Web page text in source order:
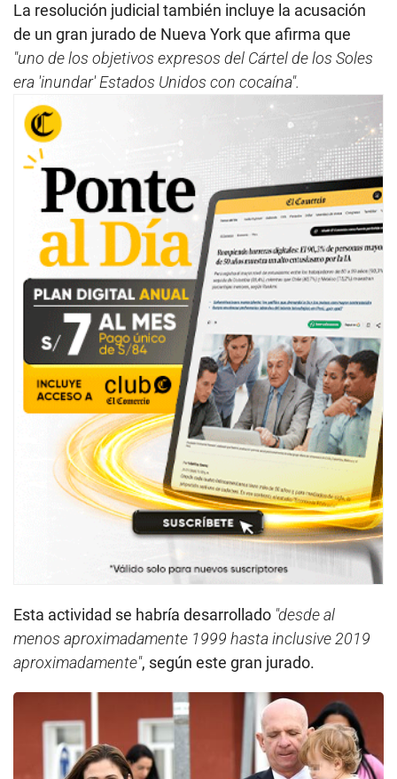
La resolución judicial también incluye la acusación
de un gran jurado de Nueva York que afirma que
"uno de los objetivos expresos del Cártel de los Soles
era 'inundar' Estados Unidos con cocaína".
Esta actividad se habría desarrollado "desde al
menos aproximadamente 1999 hasta inclusive 2019
aproximadamente", según este gran jurado.